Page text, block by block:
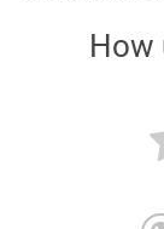
How